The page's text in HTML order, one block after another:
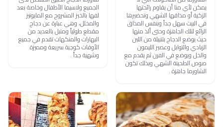
يمكن لأي منا أن يقاوم رائحتها
الزكية أو مذاقها الشهي وتحضيرها
في البيت سهل جداً وبنفس المذاق
الرائع لتلك الجاهزة وحتى ألذ منها
حيث يوضع الدجاج بتتبيلة من اللبن
الزبادي والتوابل وعصير الليمون
والخل ويوضع في الفرن ثم يقدم مع
صوص الطحينة الشهي وبذلك تكون
الشاورما جاهزة .
الجميع ولاسيما الأطفال وخاصة بعد
لفها بالخبز المشروح مع المايونيز
والمخلل، وهي عبارة عن دجاج
مقطع طولياً ومتبل بالعديد من
البهارات والمنكهات تقدم في جميع
الأوقات كوجبة سريعة ومميزة
وشهية جداً .